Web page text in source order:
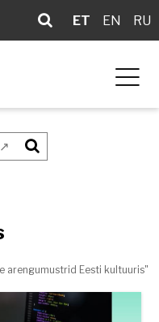
ET EN RU
Otsi
arengumustrid Eesti kultuuris"